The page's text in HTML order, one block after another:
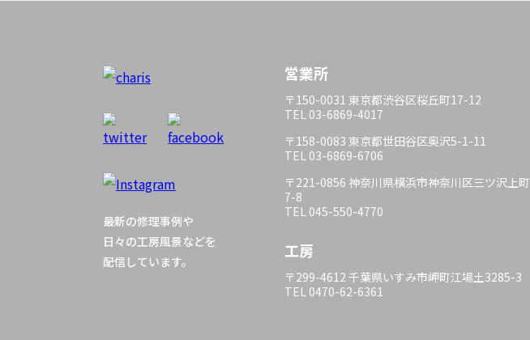
最新の修理事例や
日々の工房風景などを
配信しています。
営業所
〒150-0031 東京都渋谷区桜丘町17-12
TEL 03-6869-4017
〒158-0083 東京都世田谷区奥沢5-1-11
TEL 03-6869-6706
〒221-0856 神奈川県横浜市神奈川区三ツ沢上町
7-8
TEL 045-550-4770
工房
〒299-4612 千葉県いすみ市岬町江場土3285-3
TEL 0470-62-6361